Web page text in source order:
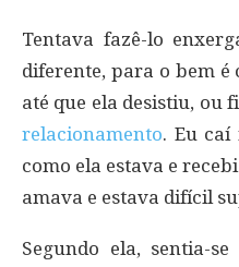
Tentava fazê-lo
diferente, para o bem é
até que ela desistiu, ou
relacionamento. Eu caí
como ela estava e
amava e estava difícil
Segundo ela, sentia-